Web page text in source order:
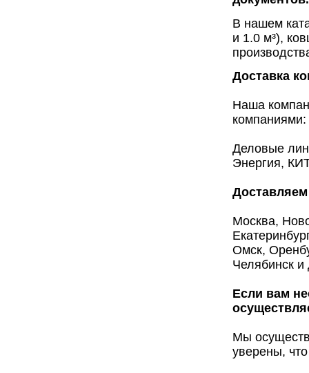
В нашем
и 1.0 м³),
Доставка
Наша
компаниями:
Деловые
Энергия,
Москва,
Омск,
Челябинск и
Если вам
Мы
уверены,